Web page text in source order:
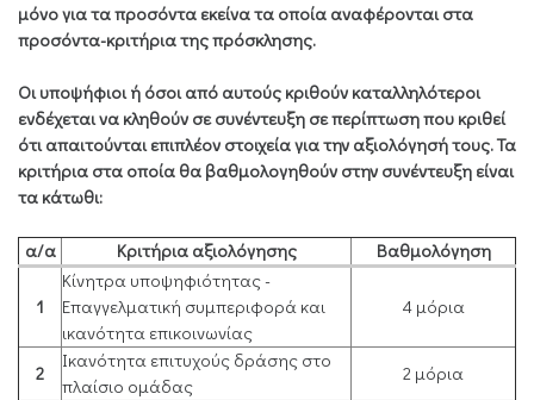
μόνο για τα προσόντα εκείνα τα οποία αναφέρονται στα
προσόντα-κριτήρια της πρόσκλησης.
Οι υποψήφιοι ή όσοι από αυτούς κριθούν καταλληλότεροι
ενδέχεται να κληθούν σε συνέντευξη σε περίπτωση που κριθεί
ότι απαιτούνται επιπλέον στοιχεία για την αξιολόγησή τους. Τα
κριτήρια στα οποία θα βαθμολογηθούν στην συνέντευξη είναι
τα κάτωθι:
α/α Κριτήρια αξιολόγησης Βαθμολόγηση
1
Κίνητρα υποψηφιότητας -
Επαγγελματική συμπεριφορά και
ικανότητα επικοινωνίας
4 μόρια
2
Ικανότητα επιτυχούς δράσης στο
πλαίσιο ομάδας
2 μόρια